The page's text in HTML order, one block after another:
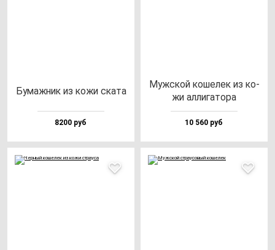
Бумаж­ник из ко­жи ска­та
8200 руб
Муж­ской ко­ше­лек из ко­
жи ал­ли­га­то­ра
10 560 руб